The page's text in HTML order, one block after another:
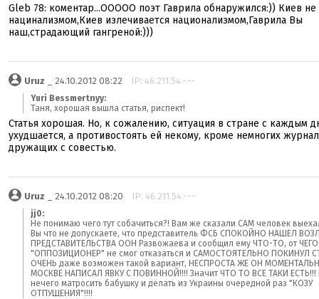
Gleb 78: коментар...ООООО поэт Гаврила обнаружился:)) Киев не
нацинализмом,Киев излечивается национализмом,Гаврила Вы
наш,страдающий гангреной:)))
Uruz _ 24.10.2012 08:22 IP: 46.211.54.---
Yuri Bessmertnyy:
Таня, хорошая вышла статья, риспект!
Статья хорошая. Но, к сожалению, ситуация в стране с каждым
ухудшается, а противостоять ей некому, кроме немногих
дружащих с совестью.
Uruz _ 24.10.2012 08:20 IP: 46.211.54.---
jj0:
Не понимаю чего тут собачиться?! Вам же сказали САМ человек
Вы что не допускаете, что представитель ФСБ СПОКОЙНО НАШЕЛ
ПРЕДСТАВИТЕЛЬСТВА ООН Развожаева и сообщил ему ЧТО-ТО, от ЧЕГО
"ОППОЗИЦИОНЕР" не смог отказаться и САМОСТОЯТЕЛЬНО ПОКИНУЛ
ОЧЕНЬ даже возможен такой вариант, НЕСПРОСТА ЖЕ ОН
МОСКВЕ НАПИСАЛ ЯВКУ С ПОВИННОЙ!!!! Значит ЧТО ТО ВСЕ ТАКИ ЕСТЬ!!!
нечего матросить бабушку и делать из Украины очередной раз "КОЗУ
ОТПУЩЕНИЯ"!!!!